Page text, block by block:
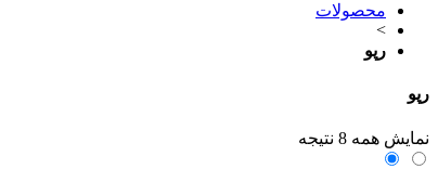
محصولات
>
رپو
رپو
نمایش همه 8 نتیجه